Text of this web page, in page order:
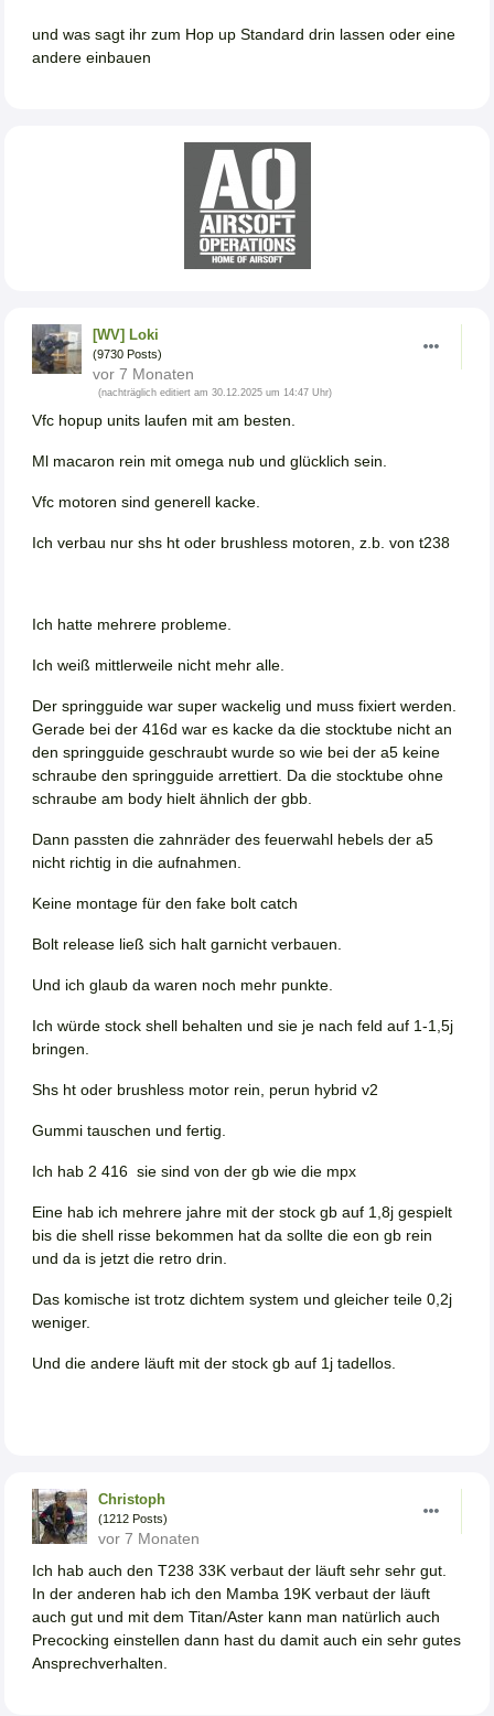
und was sagt ihr zum Hop up Standard drin lassen oder eine
andere einbauen
[WV] Loki
(9730 Posts)
vor 7 Monaten
(nachträglich editiert am 30.12.2025 um 14:47 Uhr)
Vfc hopup units laufen mit am besten.
Ml macaron rein mit omega nub und glücklich sein.
Vfc motoren sind generell kacke.
Ich verbau nur shs ht oder brushless motoren, z.b. von t238
Ich hatte mehrere probleme.
Ich weiß mittlerweile nicht mehr alle.
Der springguide war super wackelig und muss fixiert werden.
Gerade bei der 416d war es kacke da die stocktube nicht an
den springguide geschraubt wurde so wie bei der a5 keine
schraube den springguide arrettiert. Da die stocktube ohne
schraube am body hielt ähnlich der gbb.
Dann passten die zahnräder des feuerwahl hebels der a5
nicht richtig in die aufnahmen.
Keine montage für den fake bolt catch
Bolt release ließ sich halt garnicht verbauen.
Und ich glaub da waren noch mehr punkte.
Ich würde stock shell behalten und sie je nach feld auf 1-1,5j
bringen.
Shs ht oder brushless motor rein, perun hybrid v2
Gummi tauschen und fertig.
Ich hab 2 416 sie sind von der gb wie die mpx
Eine hab ich mehrere jahre mit der stock gb auf 1,8j gespielt
bis die shell risse bekommen hat da sollte die eon gb rein
und da is jetzt die retro drin.
Das komische ist trotz dichtem system und gleicher teile 0,2j
weniger.
Und die andere läuft mit der stock gb auf 1j tadellos.
Christoph
(1212 Posts)
vor 7 Monaten
Ich hab auch den T238 33K verbaut der läuft sehr sehr gut.
In der anderen hab ich den Mamba 19K verbaut der läuft
auch gut und mit dem Titan/Aster kann man natürlich auch
Precocking einstellen dann hast du damit auch ein sehr gutes
Ansprechverhalten.